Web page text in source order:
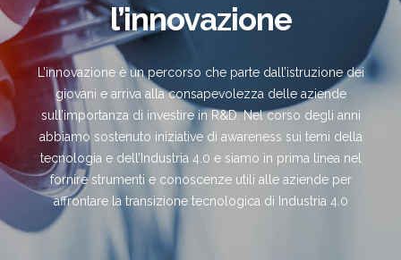
l’innovazione
L’innovazione è un percorso che parte dall’istruzione dei
giovani e arriva alla consapevolezza delle aziende
sull’importanza di investire in R&D. Nel corso degli anni
abbiamo sostenuto iniziative di awareness sui temi della
tecnologia e dell’Industria 4.0 e siamo in prima linea nel
fornire strumenti e conoscenze utili alle aziende per
affrontare la transizione tecnologica di Industria 4.0